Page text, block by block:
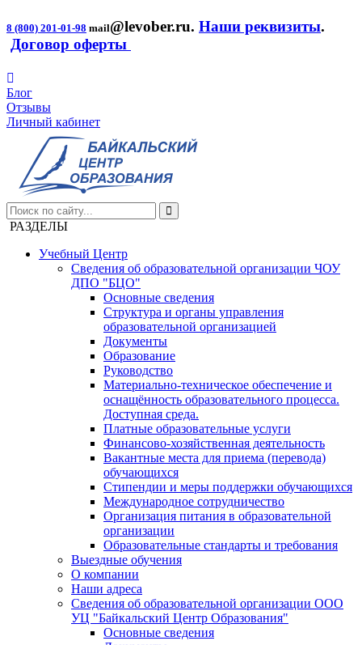
8 (800) 201-01-98 mail@levober.ru. Наши реквизиты.
Договор оферты
Блог
Отзывы
Личный кабинет
РАЗДЕЛЫ
Учебный Центр
Сведения об образовательной организации ЧОУ
ДПО "БЦО"
Основные сведения
Структура и органы управления
образовательной организацией
Документы
Образование
Руководство
Материально-техническое обеспечение и
оснащённость образовательного процесса.
Доступная среда.
Платные образовательные услуги
Финансово-хозяйственная деятельность
Вакантные места для приема (перевода)
обучающихся
Стипендии и меры поддержки обучающихся
Международное сотрудничество
Организация питания в образовательной
организации
Образовательные стандарты и требования
Выездные обучения
О компании
Наши адреса
Сведения об образовательной организации ООО
УЦ "Байкальский Центр Образования"
Основные сведения